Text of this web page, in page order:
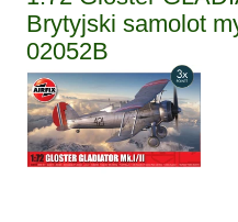
Brytyjski samolot
02052B